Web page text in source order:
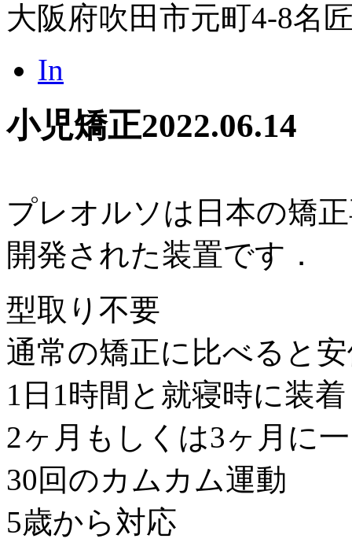
大阪府吹田市元町4-8名
In
小児矯正2022.06.14
プレオルソは日本の矯
開発された装置です．
型取り不要
通常の矯正に比べると
1日1時間と就寝時に装着
2ヶ月もしくは3ヶ月に
30回のカムカム運動
5歳から対応